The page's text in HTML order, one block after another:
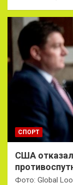
СПОРТ
США
Фото: Global